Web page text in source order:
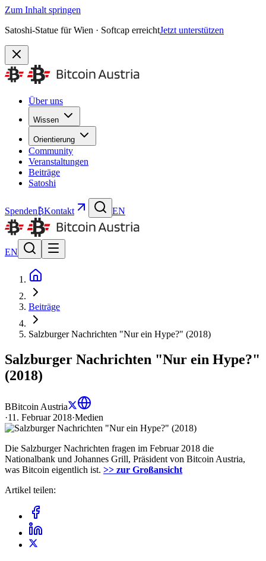
Zum Inhalt springen
Satoshi-Statue für Wien · Softcap erreichtJetzt unterstützen
Über uns
Wissen
Orientierung
Community
Veranstaltungen
Beiträge
Satoshi
Spenden₿Kontakt EN
EN
Beiträge
Salzburger Nachrichten "Nur ein Hype?" (2018)
Salzburger Nachrichten "Nur ein Hype?"
(2018)
BBitcoin Austria
·11. Februar 2018·Medien
Die Salzburger Nachrichten fragen im Februar 2018 die
Nationalbank und Johannes Grill, Präsident von Bitcoin Austria,
was Bitcoin eigentlich ist. >> zur Großansicht
Artikel teilen: